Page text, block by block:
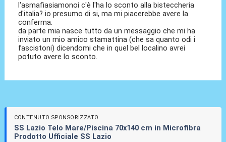
l'asmafiasiamonoi c'è l'ha lo sconto alla bisteccheria
d'italia? io presumo di si, ma mi piacerebbe avere la
conferma.
da parte mia nasce tutto da un messaggio che mi ha
inviato un mio amico stamattina (che sa quanto odi i
fascistoni) dicendomi che in quel bel localino avrei
potuto avere lo sconto.
CONTENUTO SPONSORIZZATO
SS Lazio Telo Mare/Piscina 70x140 cm in Microfibra
Prodotto Ufficiale SS Lazio